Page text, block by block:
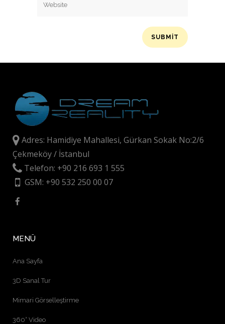
Adres: Hamidiye Mahallesi, Gürkan Sokak No:2/6
Çekmeköy / İstanbul
Telefon: +90 216 693 1 555
GSM: +90 532 250 00 07
MENÜ
Ana Sayfa
3D Sanal Tur
Mimari Görselleştirme
360° Video